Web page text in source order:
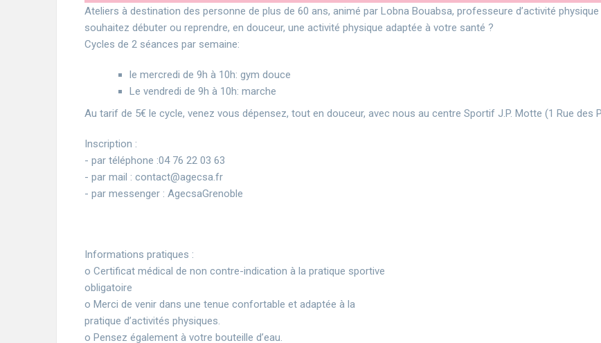
Ateliers à destination des personne de plus de 60 ans, animé par Lobna Bouabsa, professeure d’activité
souhaitez débuter ou reprendre, en douceur, une activité physique adaptée à votre santé ?
Cycles de 2 séances par semaine:
le mercredi de 9h à 10h: gym douce
Le vendredi de 9h à 10h: marche
Au tarif de 5€ le cycle, venez vous dépensez, tout en douceur, avec nous au centre Sportif J.P. Motte (1 Rue des
Inscription :
- par téléphone :04 76 22 03 63
- par mail : contact@agecsa.fr
- par messenger : AgecsaGrenoble
Informations pratiques :
o Certificat médical de non contre-indication à la pratique sportive
obligatoire
o Merci de venir dans une tenue confortable et adaptée à la
pratique d’activités physiques.
o Pensez également à votre bouteille d’eau.